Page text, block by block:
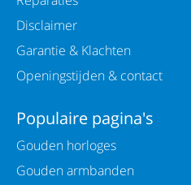
Dikte van kast: 7 mm
Kastvorm: Vorm
Kleur wijzerplaat: Zilverkleurig
Materiaal kast: Staal
Disclaimer
Garantie & Klachten
Openingstijden & contact
Populaire pagina's
Gouden horloges
Gouden armbanden